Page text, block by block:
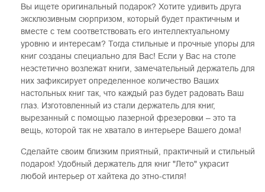
Вы ищете оригинальный подарок? Хотите удивить друга
эксклюзивным сюрпризом, который будет практичным и
вместе с тем соответствовать его интеллектуальному
уровню и интересам? Тогда стильные и прочные упоры для
книг созданы специально для Вас! Если у Вас на столе
неэстетично возлежат книги, замечательный держатель для
них зафиксирует определенное количество Ваших
настольных книг так, что каждый раз будет радовать Ваш
глаз. Изготовленный из стали держатель для книг,
вырезанный с помощью лазерной фрезеровки – это та
вещь, которой так не хватало в интерьере Вашего дома!
Сделайте своим близким приятный, практичный и стильный
подарок! Удобный держатель для книг "Лето" украсит
любой интерьер от хайтека до этно-стиля!